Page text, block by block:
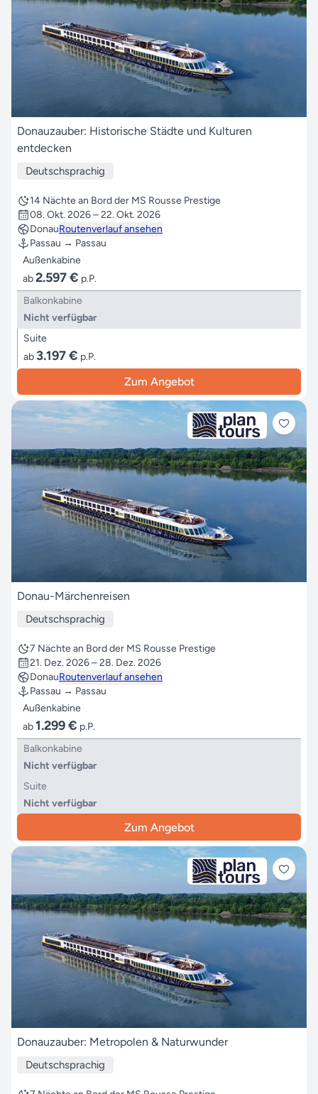
Donauzauber: Historische Städte und Kulturen
entdecken
Deutschsprachig
14 Nächte an Bord der MS Rousse Prestige
08. Okt. 2026 – 22. Okt. 2026
DonauRoutenverlauf ansehen
Passau → Passau
Außenkabine
ab2.597 € p.P.
Balkonkabine
Nicht verfügbar
Suite
ab 3.197 € p.P.
Zum Angebot
Donau-Märchenreisen
Deutschsprachig
7 Nächte an Bord der MS Rousse Prestige
21. Dez. 2026 – 28. Dez. 2026
DonauRoutenverlauf ansehen
Passau → Passau
Außenkabine
ab1.299 € p.P.
Balkonkabine
Nicht verfügbar
Suite
Nicht verfügbar
Zum Angebot
Donauzauber: Metropolen & Naturwunder
Deutschsprachig